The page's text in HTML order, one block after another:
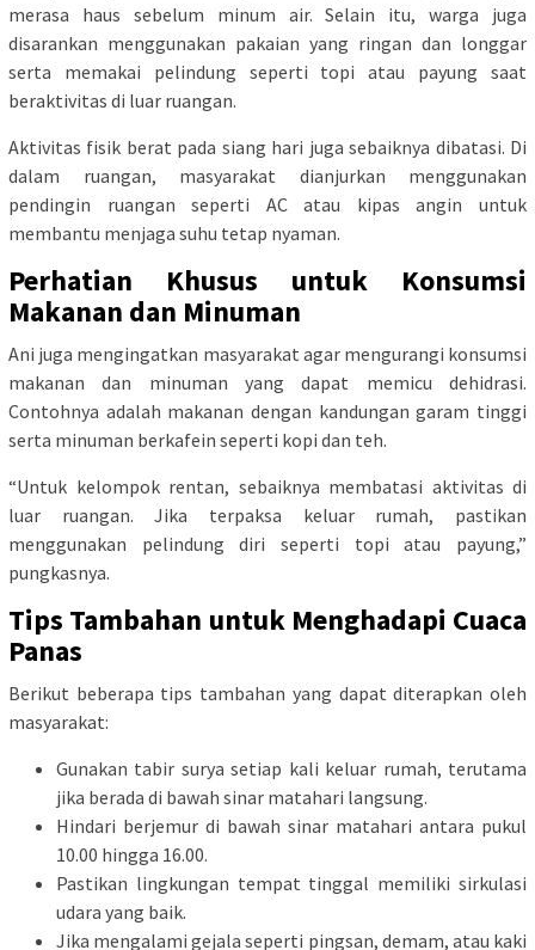
merasa haus sebelum minum air. Selain itu, warga juga
disarankan menggunakan pakaian yang ringan dan longgar
serta memakai pelindung seperti topi atau payung saat
beraktivitas di luar ruangan.
Aktivitas fisik berat pada siang hari juga sebaiknya dibatasi. Di
dalam ruangan, masyarakat dianjurkan menggunakan
pendingin ruangan seperti AC atau kipas angin untuk
membantu menjaga suhu tetap nyaman.
Perhatian Khusus untuk Konsumsi
Makanan dan Minuman
Ani juga mengingatkan masyarakat agar mengurangi konsumsi
makanan dan minuman yang dapat memicu dehidrasi.
Contohnya adalah makanan dengan kandungan garam tinggi
serta minuman berkafein seperti kopi dan teh.
“Untuk kelompok rentan, sebaiknya membatasi aktivitas di
luar ruangan. Jika terpaksa keluar rumah, pastikan
menggunakan pelindung diri seperti topi atau payung,”
pungkasnya.
Tips Tambahan untuk Menghadapi Cuaca
Panas
Berikut beberapa tips tambahan yang dapat diterapkan oleh
masyarakat:
Gunakan tabir surya setiap kali keluar rumah, terutama
jika berada di bawah sinar matahari langsung.
Hindari berjemur di bawah sinar matahari antara pukul
10.00 hingga 16.00.
Pastikan lingkungan tempat tinggal memiliki sirkulasi
udara yang baik.
Jika mengalami gejala seperti pingsan, demam, atau kaki